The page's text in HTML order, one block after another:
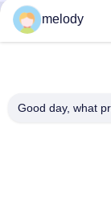
Snel contact
1st
melody
Good day, what